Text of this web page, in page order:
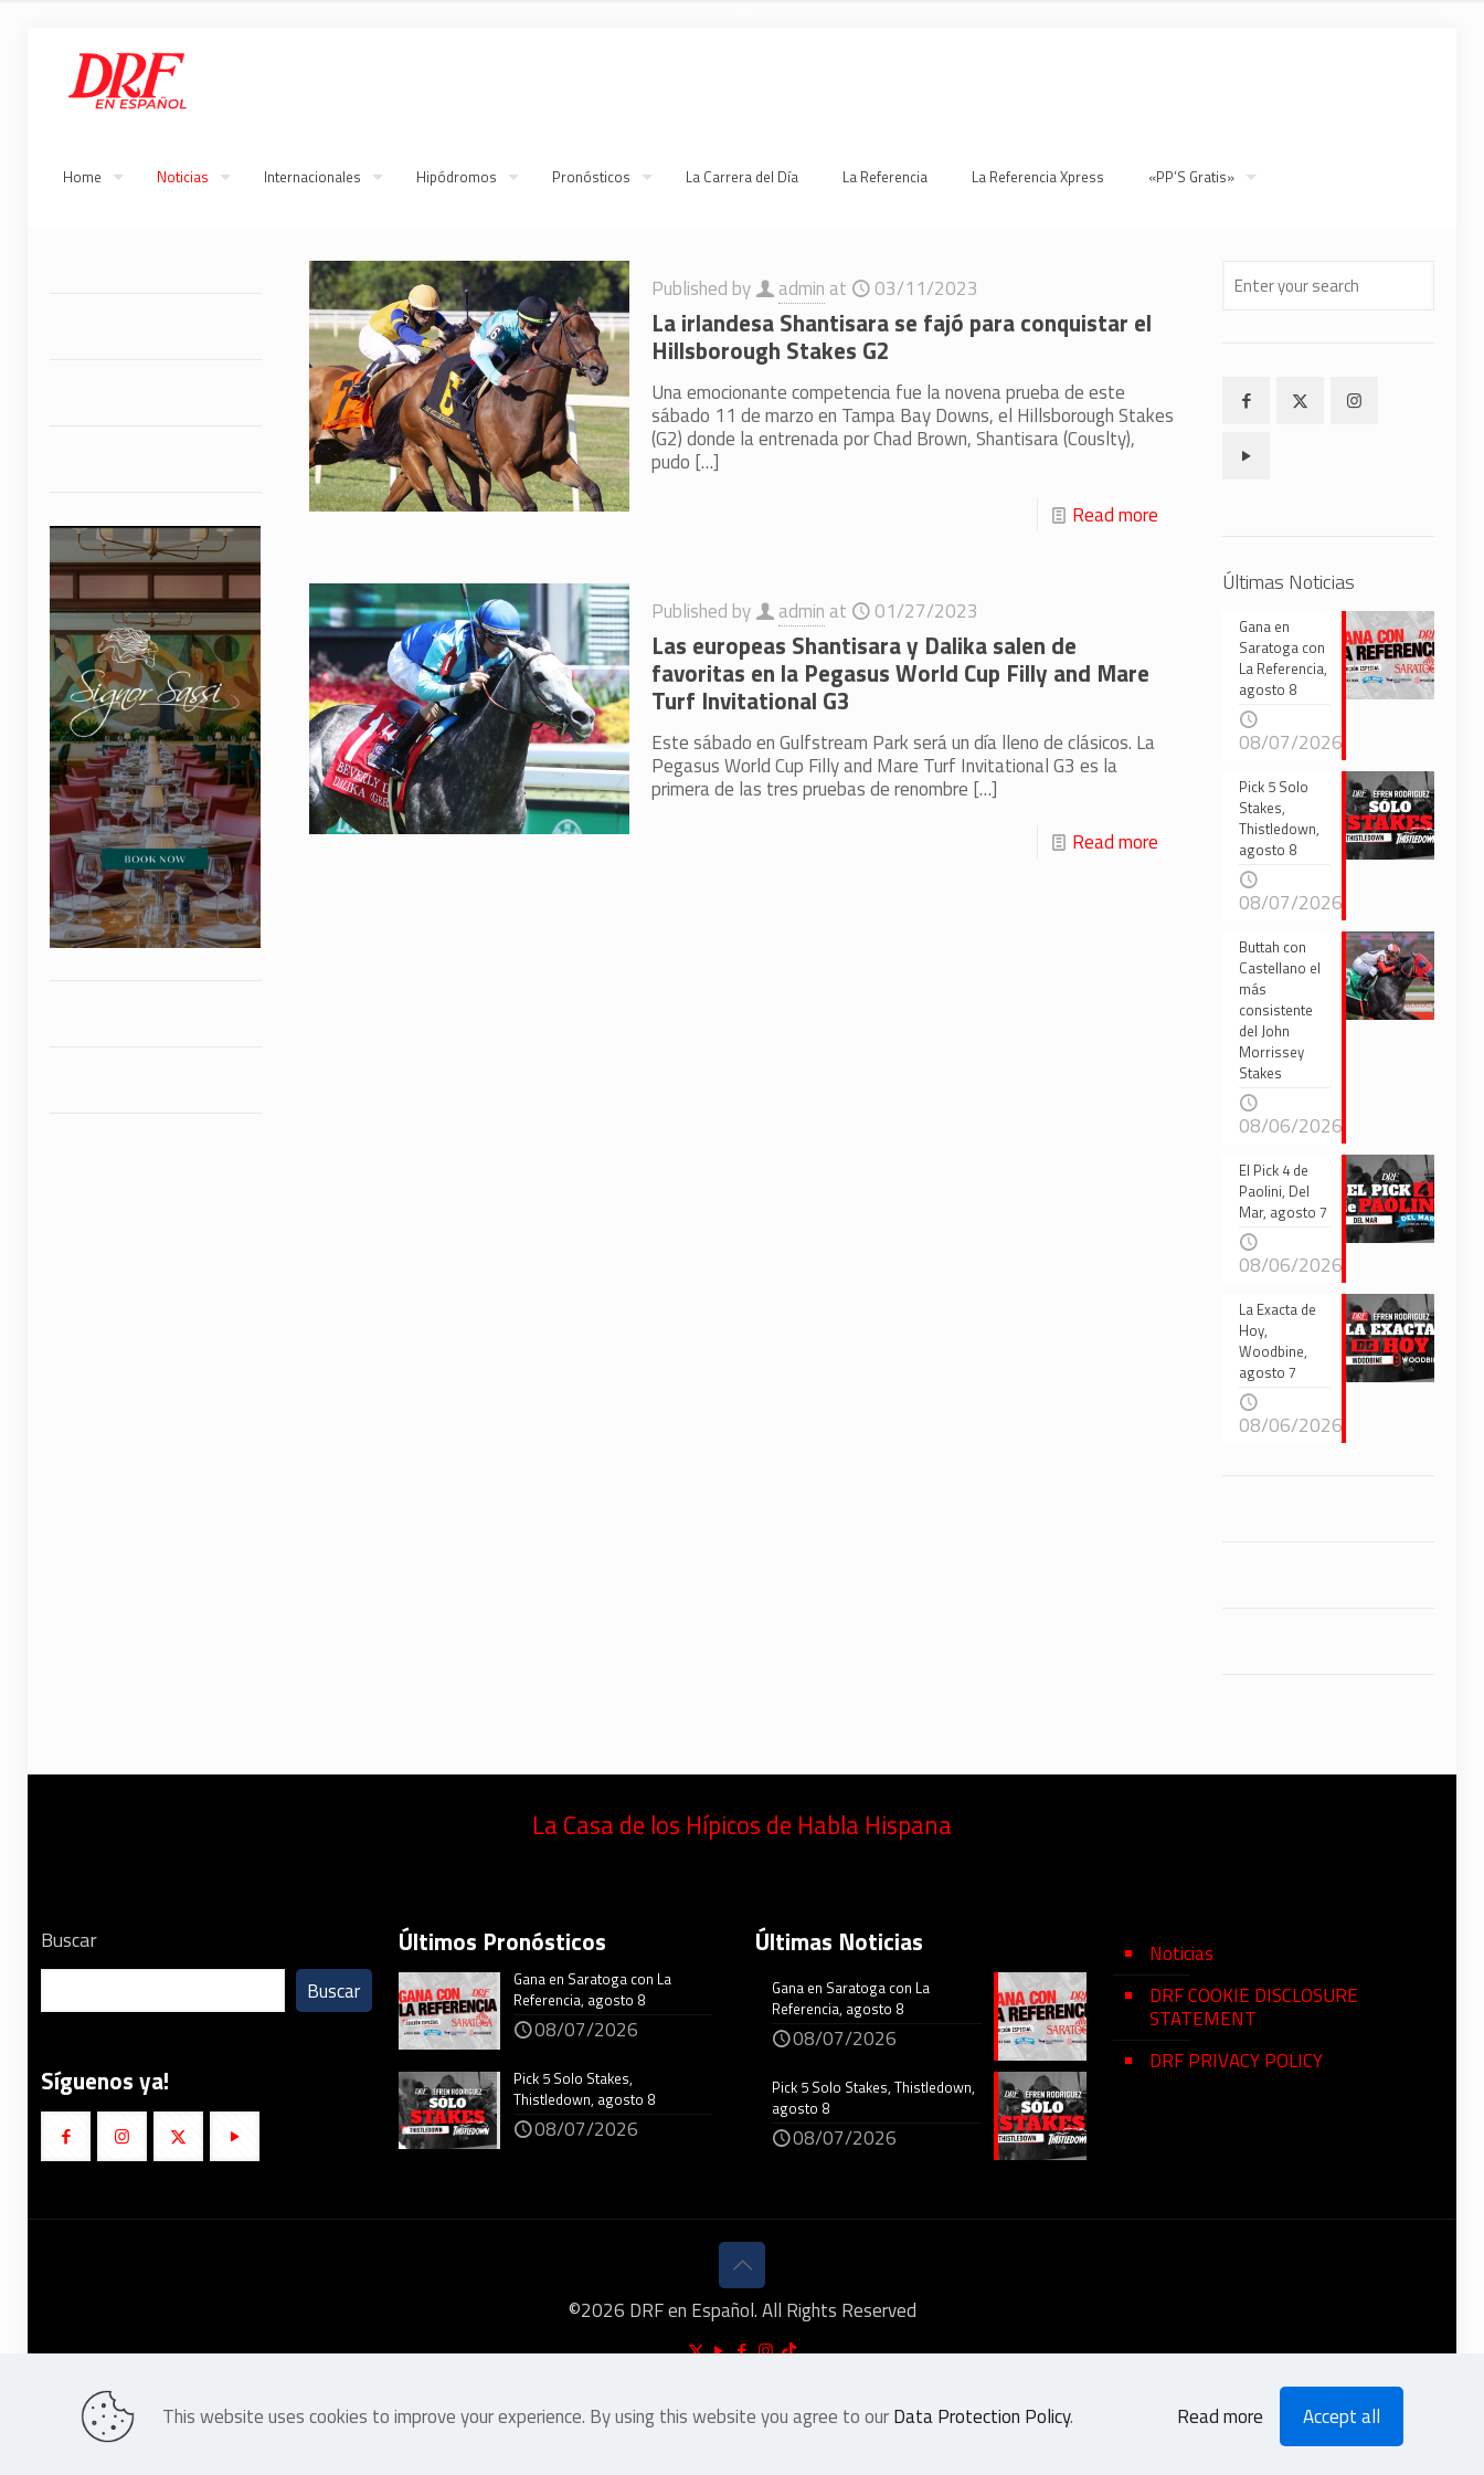
Home Noticias Internacionales Hipódromos Pronósticos La Carrera del Día La Referencia La Referencia Xpress «PP’S Gratis»
Published by admin at 03/11/2023
La irlandesa Shantisara se fajó para conquistar el
Hillsborough Stakes G2
Una emocionante competencia fue la novena prueba de este
sábado 11 de marzo en Tampa Bay Downs, el Hillsborough Stakes
(G2) donde la entrenada por Chad Brown, Shantisara (Couslty),
pudo […]
Read more
Published by admin at 01/27/2023
Las europeas Shantisara y Dalika salen de
favoritas en la Pegasus World Cup Filly and Mare
Turf Invitational G3
Este sábado en Gulfstream Park será un día lleno de clásicos. La
Pegasus World Cup Filly and Mare Turf Invitational G3 es la
primera de las tres pruebas de renombre […]
Read more
Últimas Noticias
Gana en
Saratoga con
La Referencia,
agosto 8
08/07/2026
Pick 5 Solo
Stakes,
Thistledown,
agosto 8
08/07/2026
Buttah con
Castellano el
más
consistente
del John
Morrissey
Stakes
08/06/2026
El Pick 4 de
Paolini, Del
Mar, agosto 7
08/06/2026
La Exacta de
Hoy,
Woodbine,
agosto 7
08/06/2026
La Casa de los Hípicos de Habla Hispana
Buscar
Buscar
Síguenos ya!
Últimos Pronósticos
Gana en Saratoga con La
Referencia, agosto 8
08/07/2026
Pick 5 Solo Stakes,
Thistledown, agosto 8
08/07/2026
Últimas Noticias
Gana en Saratoga con La
Referencia, agosto 8
08/07/2026
Pick 5 Solo Stakes, Thistledown,
agosto 8
08/07/2026
Noticias
DRF COOKIE DISCLOSURE
STATEMENT
DRF PRIVACY POLICY
©2026 DRF en Español. All Rights Reserved
This website uses cookies to improve your experience. By using this website you agree to ourData Protection Policy. Read more Accept all